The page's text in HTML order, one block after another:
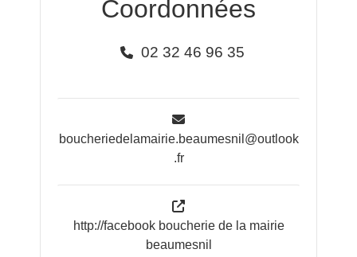
Coordonnées
02 32 46 96 35
boucheriedelamairie.beaumesnil@outlook
.fr
http://facebook boucherie de la mairie
beaumesnil